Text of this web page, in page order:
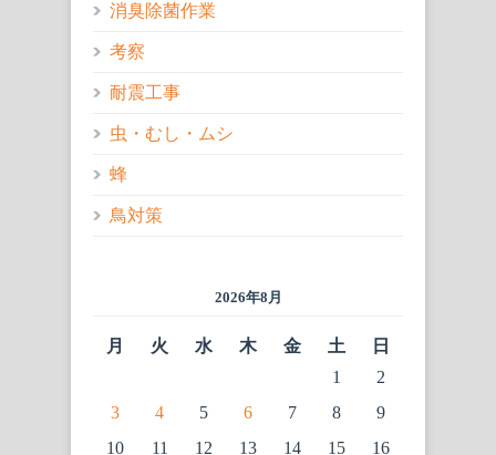
消臭除菌作業
考察
耐震工事
虫・むし・ムシ
蜂
鳥対策
2026年8月
月 火 水 木 金 土
日
1
2
3
4 5 6 7 8
9
10
11 12 13 14 15 16